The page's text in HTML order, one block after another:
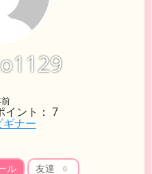
イント： 7
ギナー
ル 友達 0